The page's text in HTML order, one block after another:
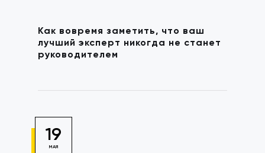
Как вовремя заметить, что ваш
лучший эксперт никогда не станет
руководителем
19
МАЯ